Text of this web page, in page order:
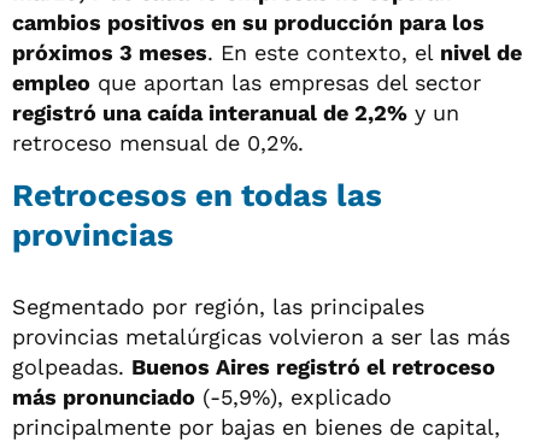
cambios positivos en su producción para los
próximos 3 meses. En este contexto, el nivel de
empleo que aportan las empresas del sector
registró una caída interanual de 2,2% y un
retroceso mensual de 0,2%.
Retrocesos en todas las
provincias
Segmentado por región, las principales
provincias metalúrgicas volvieron a ser las más
golpeadas. Buenos Aires registró el retroceso
más pronunciado (-5,9%), explicado
principalmente por bajas en bienes de capital,